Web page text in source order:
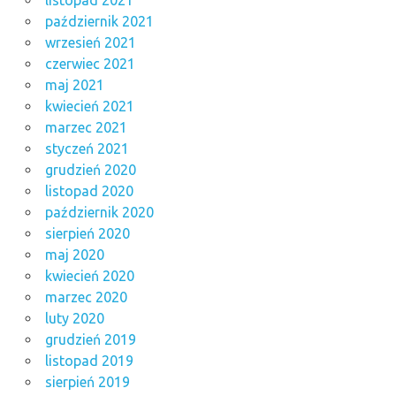
październik 2021
wrzesień 2021
czerwiec 2021
maj 2021
kwiecień 2021
marzec 2021
styczeń 2021
grudzień 2020
listopad 2020
październik 2020
sierpień 2020
maj 2020
kwiecień 2020
marzec 2020
luty 2020
grudzień 2019
listopad 2019
sierpień 2019